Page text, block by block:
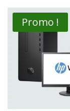
Promo !